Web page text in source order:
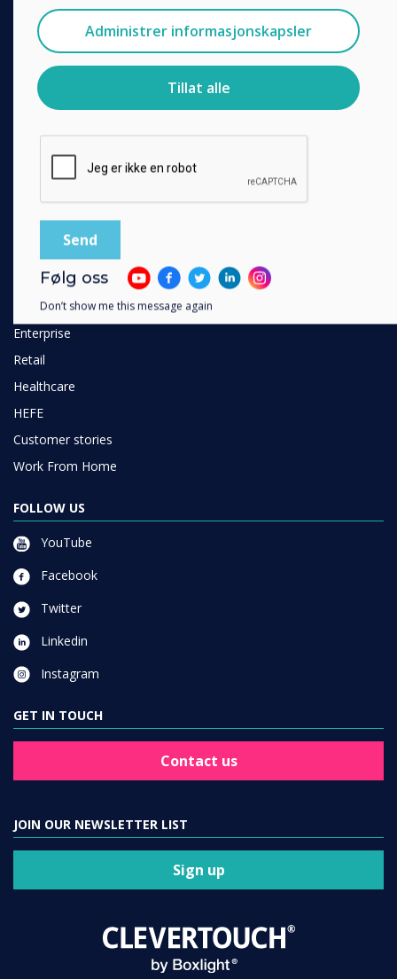
PRODUCTS
Digital Ecosystem
Interactive Displays
Commercial Displays
Room Booking
Software
Unified Comms
Accessories
Collaboration
SOLUTIONS
Enterprise
Retail
Healthcare
HEFE
Customer stories
Work From Home
FOLLOW US
YouTube
Facebook
Twitter
Linkedin
Instagram
GET IN TOUCH
Contact us
JOIN OUR NEWSLETTER LIST
Sign up
Administrer informasjonskapsler
Tillat alle
Jeg godtar å motta kommunikasjon fra
Clevertouch.
For informasjon om hvordan vi samler inn og bruker
personopplysningene dine, se vår
personvernerklæring.
Ved å klikke på send gir du samtykke til Clevertouch til å
Følg oss
Don’t show me this message again